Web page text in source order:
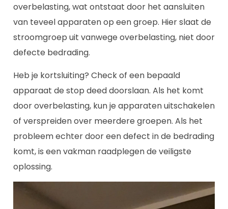
overbelasting, wat ontstaat door het aansluiten
van teveel apparaten op een groep. Hier slaat de
stroomgroep uit vanwege overbelasting, niet door
defecte bedrading.
Heb je kortsluiting? Check of een bepaald
apparaat de stop deed doorslaan. Als het komt
door overbelasting, kun je apparaten uitschakelen
of verspreiden over meerdere groepen. Als het
probleem echter door een defect in de bedrading
komt, is een vakman raadplegen de veiligste
oplossing.